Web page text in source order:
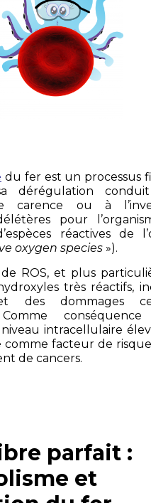
du fer est un processus
dérégulation
carence ou à
pour
réactives de
oxygen species »).
ROS, et plus
très réactifs,
des dommages
Comme
intracellulaire
comme facteur de
de cancers.
parfait :
et